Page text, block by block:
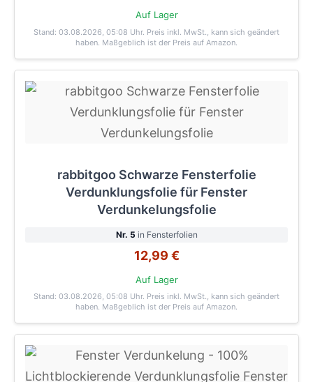
Auf Lager
Stand: 03.08.2026, 05:08 Uhr. Preis inkl. MwSt., kann sich geändert
haben. Maßgeblich ist der Preis auf Amazon.
rabbitgoo Schwarze Fensterfolie
Verdunklungsfolie für Fenster
Verdunkelungsfolie
Nr. 5 in Fensterfolien
12,99 €
Auf Lager
Stand: 03.08.2026, 05:08 Uhr. Preis inkl. MwSt., kann sich geändert
haben. Maßgeblich ist der Preis auf Amazon.